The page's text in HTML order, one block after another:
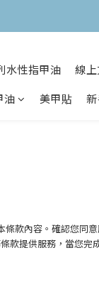
水性指甲油 線
油 美甲貼
款內容。 確認您同
款提供服務，當您